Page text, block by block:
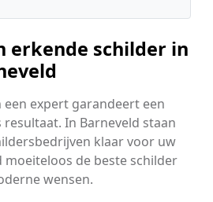
erkende schilder in
een expert garandeert een
In Barneveld staan
klaar voor uw
moeiteloos de beste schilder
wensen.